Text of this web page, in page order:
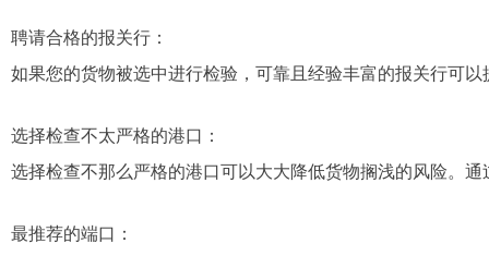
聘请合格的报关行：
如果您的货物被选中进行检验，可靠且经验丰富的报关行可
选择检查不太严格的港口：
选择检查不那么严格的港口可以大大降低货物搁浅的风险。
最推荐的端口：